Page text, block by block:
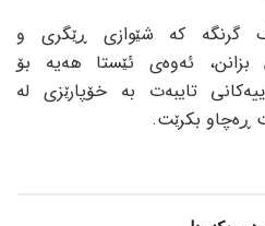
گرنگە کە شێوازی ڕێگری و
بزانن، ئەوەی ئێستا هەیە بۆ
تایبەت بە خۆپارێزی لە
ڕەچاو بکرێت.